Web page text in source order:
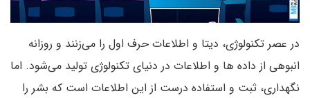
در عصر تکنولوژی، دیتا و اطلاعات حرف اول را می‌زنند و روزانه
انبوهی از داده ها و اطلاعات در دنیای تکنولوژی تولید می‌شود. اما
نگهداری، ثبت و استفاده درست از این اطلاعات است که بشر را